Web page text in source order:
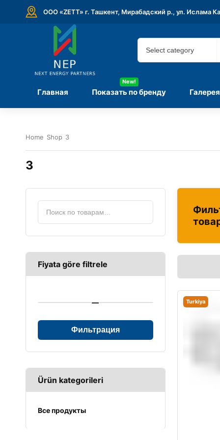
ООО «ZETT» г. Ташкент, Мирабадский р., ул. Ислама
Главная Показать по бренду
New!
Галерея
Home Shop 3
3
Fiyata göre filtrele
Фильтрация
—
Ürün kategorileri
Все продукты
Turkiya